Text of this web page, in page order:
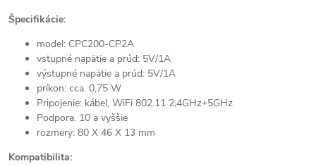
Špecifikácie:
model: CPC200-CP2A
vstupné napätie a prúd: 5V/1A
výstupné napätie a prúd: 5V/1A
príkon: cca. 0,75 W
Pripojenie: kábel, WiFi 802.11 2,4GHz+5GHz
Podpora. 10 a vyššie
rozmery: 80 X 46 X 13 mm
Kompatibilita: